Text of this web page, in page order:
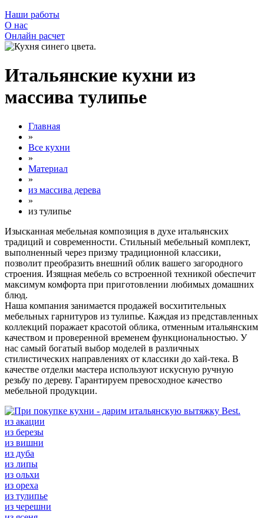
Наши работы
О нас
Онлайн расчет
Итальянские кухни из
массива тулипье
Главная
»
Все кухни
»
Материал
»
из массива дерева
»
из тулипье
Изысканная мебельная композиция в духе итальянских
традиций и современности. Стильный мебельный комплект,
выполненный через призму традиционной классики,
позволит преобразить внешний облик вашего загородного
строения. Изящная мебель со встроенной техникой обеспечит
максимум комфорта при приготовлении любимых домашних
блюд.
Наша компания занимается продажей восхитительных
мебельных гарнитуров из тулипье. Каждая из представленных
коллекций поражает красотой облика, отменным итальянским
качеством и проверенной временем функциональностью. У
нас самый богатый выбор моделей в различных
стилистических направлениях от классики до хай-тека. В
качестве отделки мастера используют искусную ручную
резьбу по дереву. Гарантируем превосходное качество
мебельной продукции.
из акации
из березы
из вишни
из дуба
из липы
из ольхи
из ореха
из тулипье
из черешни